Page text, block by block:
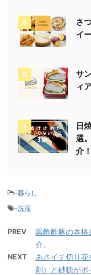
5
さ
イ
6
サ
ィ
7
日
選
介！
-暮らし
-洗濯
PREV
黒酢酢豚の本
介。
NEXT
あさイチ切り
剤）と砂糖がポ